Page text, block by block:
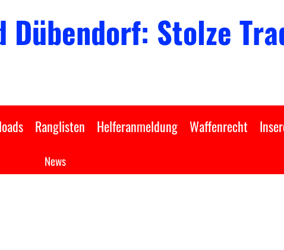
Stolze
Ranglisten Helferanmeldung Waffenrecht
News